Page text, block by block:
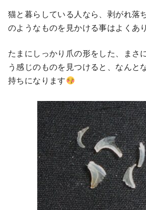
猫と暮らしている人なら、剥がれ落
のようなものを見かける事はよくあ
たまにしっかり爪の形をした、まさ
う感じのものを見つけると、なんと
持ちになります